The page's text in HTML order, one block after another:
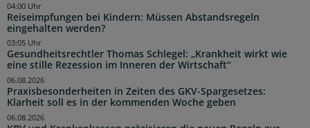
Reiseimpfungen bei Kindern: Müssen Abstandsregeln
eingehalten werden?
04:00 Uhr
Gesundheitsrechtler Thomas Schlegel: „Krankheit wirkt wie
eine stille Rezession im Inneren der Wirtschaft“
03:05 Uhr
Praxisbesonderheiten in Zeiten des GKV-Spargesetzes:
Klarheit soll es in der kommenden Woche geben
06.08.2026
06.08.2026